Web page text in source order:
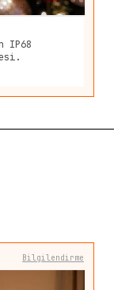
IP68
Bilgilendirme